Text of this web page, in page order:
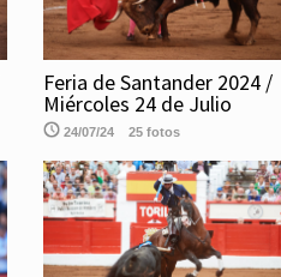
Feria de Santander 2024 /
Miércoles 24 de Julio
24/07/24 25 fotos